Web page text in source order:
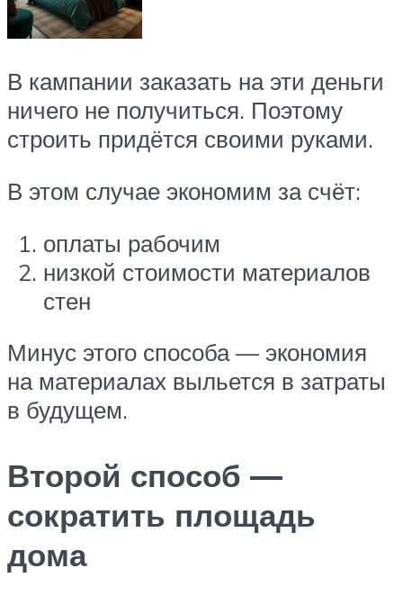
В кампании заказать на эти деньги
ничего не получиться. Поэтому
строить придётся своими руками.
В этом случае экономим за счёт:
оплаты рабочим
низкой стоимости материалов
стен
Минус этого способа — экономия
на материалах выльется в затраты
в будущем.
Второй способ —
сократить площадь
дома